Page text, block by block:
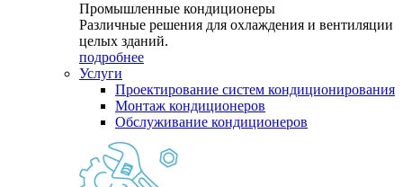
Промышленные кондиционеры
Различные решения для охлаждения и вентиляции
целых зданий.
подробнее
Услуги
Проектирование систем кондиционирования
Монтаж кондиционеров
Обслуживание кондиционеров